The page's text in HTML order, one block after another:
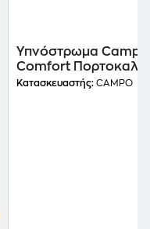
Υπνόστρωμα Campo
Comfort Πορτοκαλί
Κατασκευαστής: CAMPO